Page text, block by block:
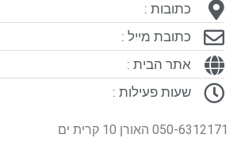
כתובות :
כתובת מייל :
אתר הבית :
שעות פעילות :
050-6312171 האורן 10 קרית ים